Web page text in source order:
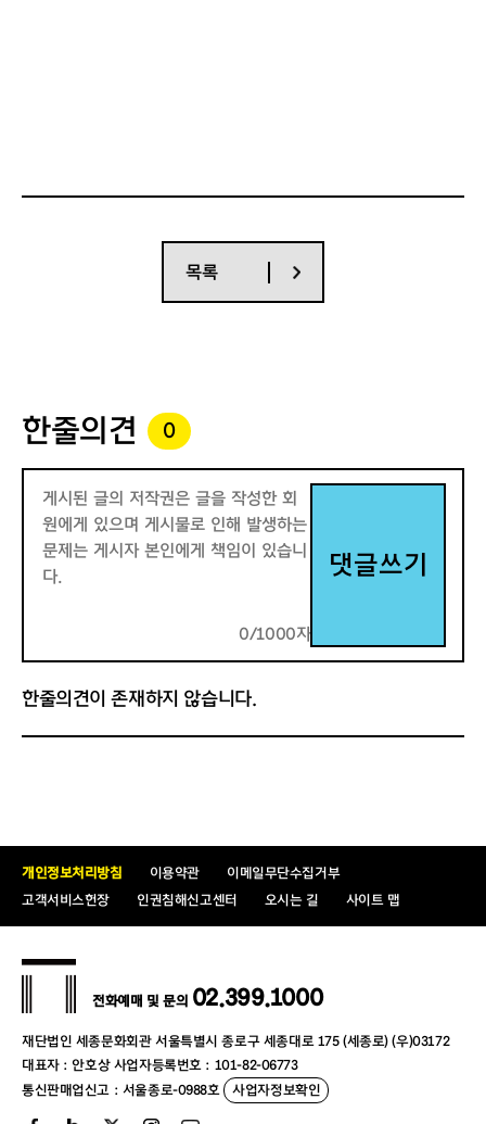
목록
한줄의견 0
0/1000자
댓글쓰기
한줄의견이 존재하지 않습니다.
개인정보처리방침 이용약관
이메일무단수집거부
고객서비스헌장
인권침해신고센터 오시는 길 사이트 맵
재단법인 세종문화회관 서울특별시 종로구 세종대로 175 (세종로) (우)03172
대표자 : 안호상 사업자등록번호 : 101-82-06773
통신판매업신고 : 서울종로-0988호 사업자정보확인
전화예매 및 문의 02.399.1000